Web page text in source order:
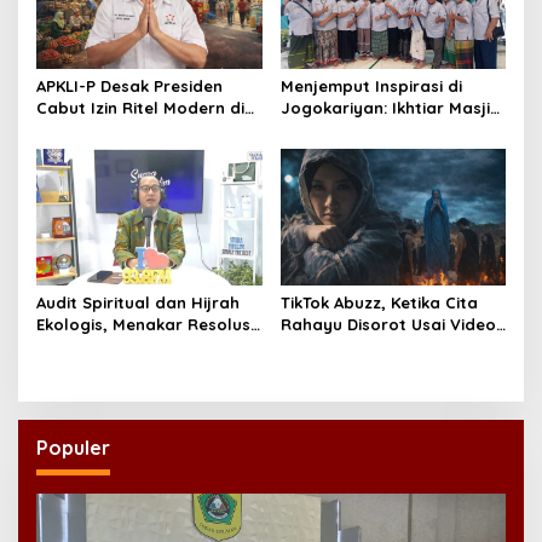
APKLI-P Desak Presiden
Cabut Izin Ritel Modern di
Rakyat
Menjemput Inspirasi di
Jogokariyan: Ikhtiar Masjid
Mewujudkan Manajemen
Berbasis Umat
Audit Spiritual dan Hijrah
Ekologis, Menakar Resolusi
TikTok Abuzz, Ketika Cita
Rahayu Disorot Usai Video
Populer